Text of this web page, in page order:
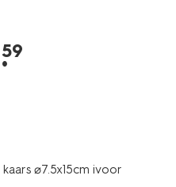
.
59
⌀7.5x15cm ivoor